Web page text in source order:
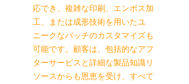
応でき、複雑な印刷、エンボス加
工、または成形技術を用いたユ
ニークなバッチのカスタマイズも
可能です。顧客は、包括的なアフ
ターサービスと詳細な製品知識リ
ソースからも恩恵を受け、すべて